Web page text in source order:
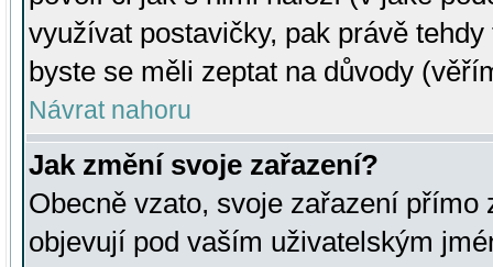
využívat postavičky, pak právě
byste se měli zeptat na důvody
Návrat nahoru
Jak změní svoje zařazení?
Obecně vzato, svoje zařazení přímo
objevují pod vaším uživatelským